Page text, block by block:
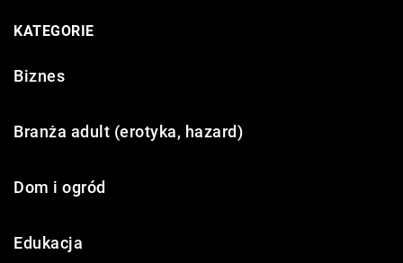
KATEGORIE
Biznes
Branża adult (erotyka, hazard)
Dom i ogród
Edukacja